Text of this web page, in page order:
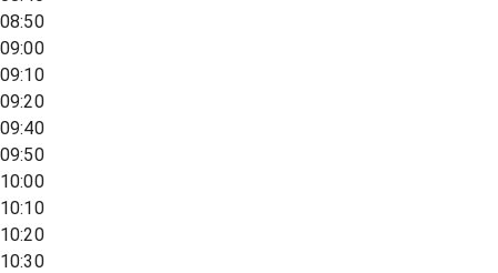
08:50
09:00
09:10
09:20
09:40
09:50
10:00
10:10
10:20
10:30